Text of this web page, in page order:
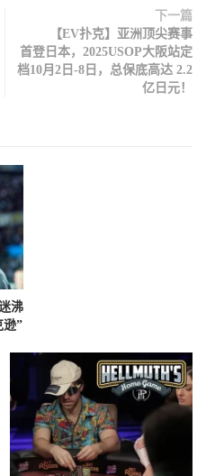
下一篇
【EV扑克】亚洲顶尖赛事
首登日本，2025USOP大阪站定
档10月2日-8日，总保底高达 2.2
亿日元！
沸
逊”